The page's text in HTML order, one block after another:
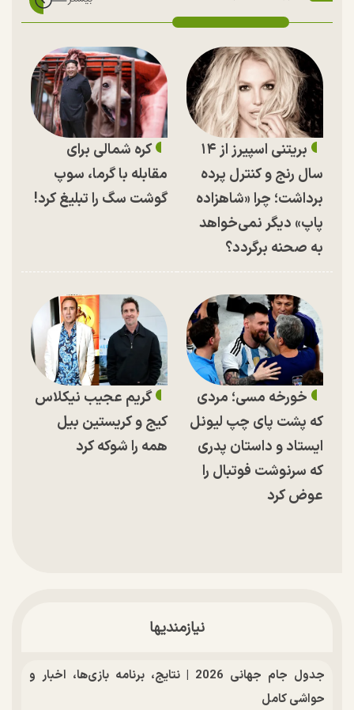
بریتنی اسپیرز از ۱۴
سال رنج و کنترل پرده
برداشت؛ چرا «شاهزاده
پاپ» دیگر نمی‌خواهد
به صحنه برگردد؟
کره شمالی برای
مقابله با گرما، سوپ
گوشت سگ را تبلیغ کرد!
خورخه مسی؛ مردی
که پشت پای چپ لیونل
ایستاد و داستان پدری
که سرنوشت فوتبال را
عوض کرد
گریم عجیب نیکلاس
کیج و کریستین بیل
همه را شوکه کرد
نیازمندیها
جدول جام جهانی 2026 | نتایج، برنامه بازی‌ها، اخبار و
حواشی کامل